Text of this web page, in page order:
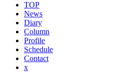
TOP
News
Diary
Column
Profile
Schedule
Contact
x